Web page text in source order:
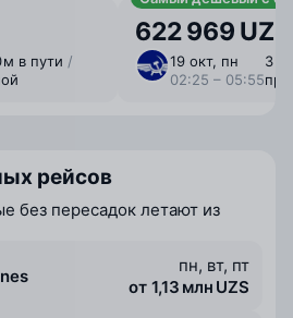
⁠м в пути /
622 969 UZS
19 окт, пн
02:25 – 05:55
3 ⁠ч
рейсов
без пересадок летают из
пн, вт, пт
от 1,13 млн UZS